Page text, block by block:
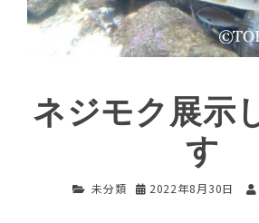
ネジモク展示
す
未分類 2022年8月30日